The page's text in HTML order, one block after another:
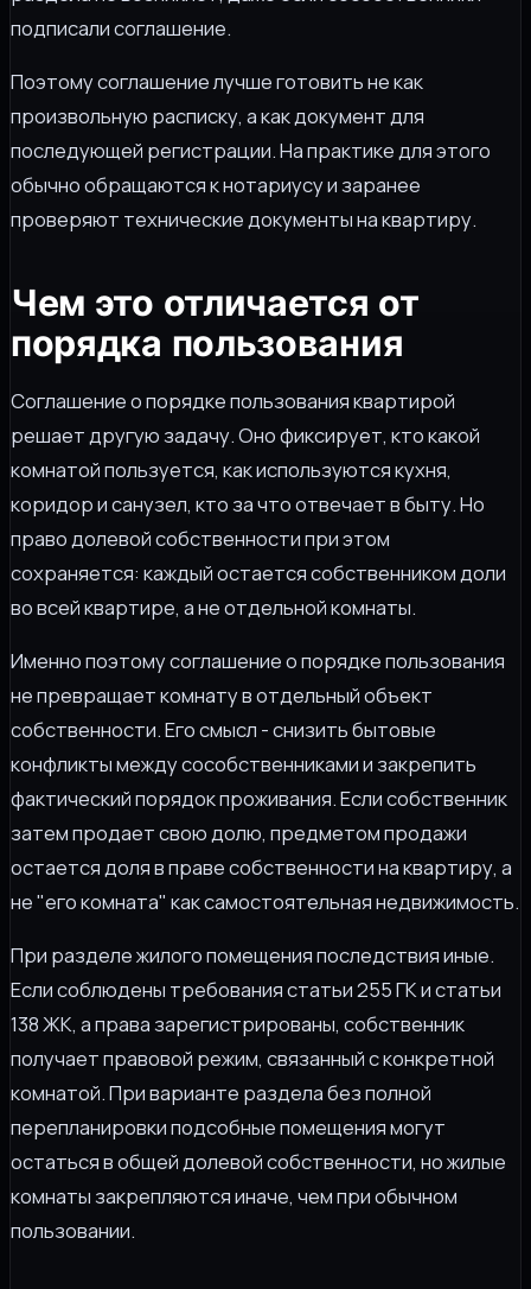
подписали соглашение.
Поэтому соглашение лучше готовить не как
произвольную расписку, а как документ для
последующей регистрации. На практике для этого
обычно обращаются к нотариусу и заранее
проверяют технические документы на квартиру.
Чем это отличается от
порядка пользования
Соглашение о порядке пользования квартирой
решает другую задачу. Оно фиксирует, кто какой
комнатой пользуется, как используются кухня,
коридор и санузел, кто за что отвечает в быту. Но
право долевой собственности при этом
сохраняется: каждый остается собственником доли
во всей квартире, а не отдельной комнаты.
Именно поэтому соглашение о порядке пользования
не превращает комнату в отдельный объект
собственности. Его смысл - снизить бытовые
конфликты между сособственниками и закрепить
фактический порядок проживания. Если собственник
затем продает свою долю, предметом продажи
остается доля в праве собственности на квартиру, а
не "его комната" как самостоятельная недвижимость.
При разделе жилого помещения последствия иные.
Если соблюдены требования статьи 255 ГК и статьи
138 ЖК, а права зарегистрированы, собственник
получает правовой режим, связанный с конкретной
комнатой. При варианте раздела без полной
перепланировки подсобные помещения могут
остаться в общей долевой собственности, но жилые
комнаты закрепляются иначе, чем при обычном
пользовании.